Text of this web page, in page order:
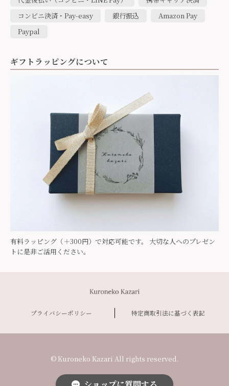
コンビニ決済・Pay-easy
銀行振込
Amazon Pay
Paypal
ギフトラッピングについて
有料ラッピング（＋300円）で対応可能です。 大切な人へのプレゼン
トに是非ご活用ください。
プライバシーポリシー 特定商取引法に基づく表記
© Kuroneko Kazari All rights reserved.